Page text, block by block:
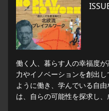
働く人、暮らす人の幸福度
力やイノベーションを創出
ように働き、学んでいる自
は、自らの可能性を探求し、